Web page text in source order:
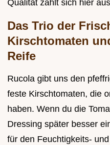
Qualität zahlt sich hier
Das Trio der
Kirschtomaten
Reife
Rucola gibt uns den
feste Kirschtomaten, die
haben. Wenn du die
Dressing später besser
für den Feuchtigkeits-